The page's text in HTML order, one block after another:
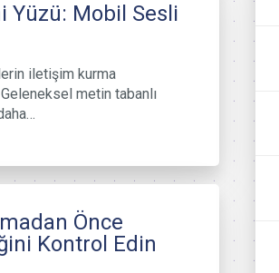
Yüzü: Mobil Sesli
iletişim kurma
metin tabanlı
Önce
Kontrol Edin